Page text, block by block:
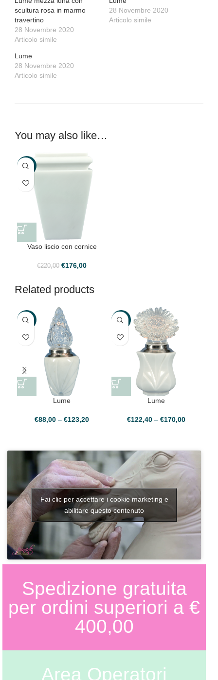
scultura rosa in marmo
travertino
28 Novembre 2020
Articolo simile
28 Novembre 2020
Articolo simile
Lume
28 Novembre 2020
Articolo simile
You may also like…
-20%
Vaso liscio con cornice
€220,00 €176,00
Related products
-20%
Lume
€88,00 – €123,20
-21%
Lume
€122,40 – €170,00
Fai clic per accettare i cookie marketing e
abilitare questo contenuto
Spedizione gratuita
per ordini superiori a €
400,00
Area Operatori